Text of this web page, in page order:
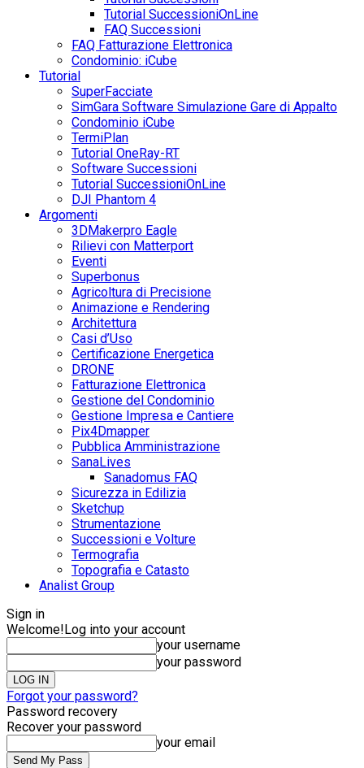
Tutorial SuccessioniOnLine
FAQ Successioni
FAQ Fatturazione Elettronica
Condominio: iCube
Tutorial
SuperFacciate
SimGara Software Simulazione Gare di Appalto
Condominio iCube
TermiPlan
Tutorial OneRay-RT
Software Successioni
Tutorial SuccessioniOnLine
DJI Phantom 4
Argomenti
3DMakerpro Eagle
Rilievi con Matterport
Eventi
Superbonus
Agricoltura di Precisione
Animazione e Rendering
Architettura
Casi d’Uso
Certificazione Energetica
DRONE
Fatturazione Elettronica
Gestione del Condominio
Gestione Impresa e Cantiere
Pix4Dmapper
Pubblica Amministrazione
SanaLives
Sanadomus FAQ
Sicurezza in Edilizia
Sketchup
Strumentazione
Successioni e Volture
Termografia
Topografia e Catasto
Analist Group
Sign in
Welcome!Log into your account
your username
your password
Forgot your password?
Password recovery
Recover your password
your email